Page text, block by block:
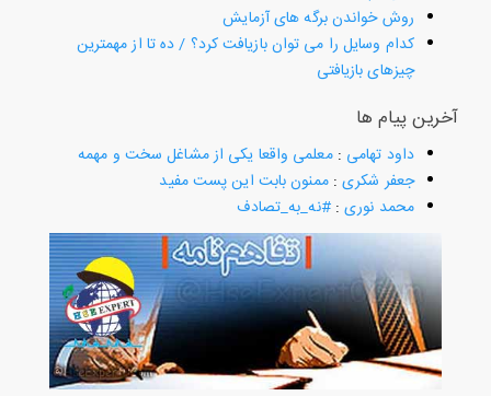
روش خواندن برگه های آزمایش
کدام وسایل را می توان بازیافت کرد؟ / ده تا از مهمترین
چیزهای بازیافتی
آخرین پیام ها
داود تهامی:معلمی واقعا یکی از مشاغل سخت و مهمه
جعفر شکری:ممنون بابت این پست مفید
محمد نوری:#نه_به_تصادف